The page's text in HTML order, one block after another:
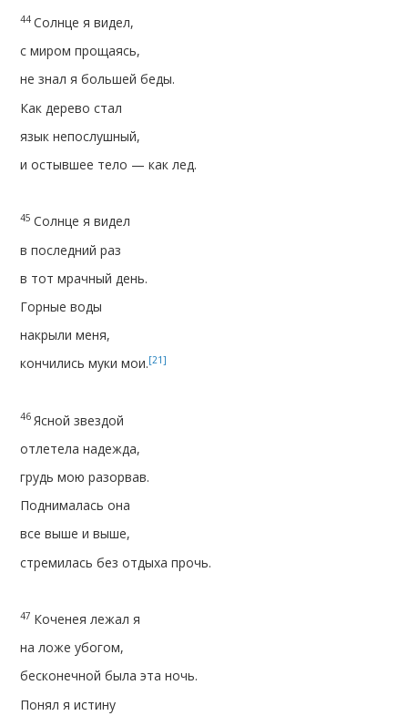
44Солнце я видел,
с миром прощаясь,
не знал я большей беды.
Как дерево стал
язык непослушный,
и остывшее тело — как лед.
45Солнце я видел
в последний раз
в тот мрачный день.
Горные воды
накрыли меня,
кончились муки мои.[21]
46 Ясной звездой
отлетела надежда,
грудь мою разорвав.
Поднималась она
все выше и выше,
стремилась без отдыха прочь.
47 Коченея лежал я
на ложе убогом,
бесконечной была эта ночь.
Понял я истину